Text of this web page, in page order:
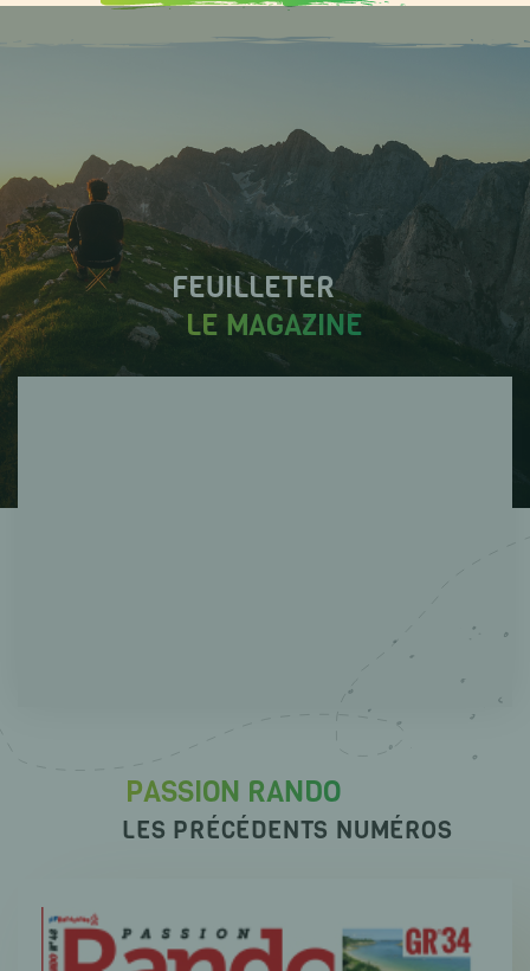
FEUILLETER
LE MAGAZINE
PASSION RANDO
LES PRÉCÉDENTS NUMÉROS